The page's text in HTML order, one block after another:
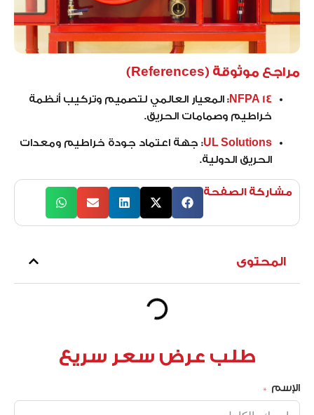
مراجع موثوقة (References)
NFPA 14
: المعيار العالمي لتصميم وتركيب أنظمة
خراطيم وصمامات الحريق.
UL Solutions
: جهة اعتماد جودة خراطيم ومعدات
الحريق الدولية.
مشاركة الصفحة
المحتوى
طلب عرض سعر سريع
الإسم